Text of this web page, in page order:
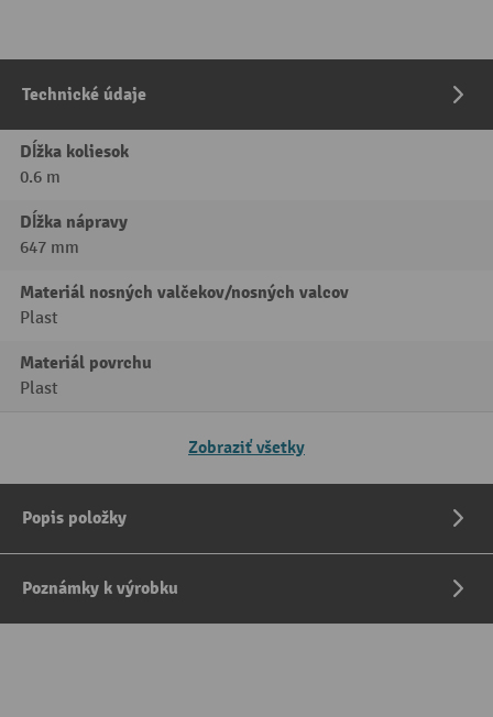
Technické údaje
Dĺžka koliesok
0.6 m
Dĺžka nápravy
647 mm
Materiál nosných valčekov/nosných valcov
Plast
Materiál povrchu
Plast
Zobraziť všetky
Popis položky
Poznámky k výrobku